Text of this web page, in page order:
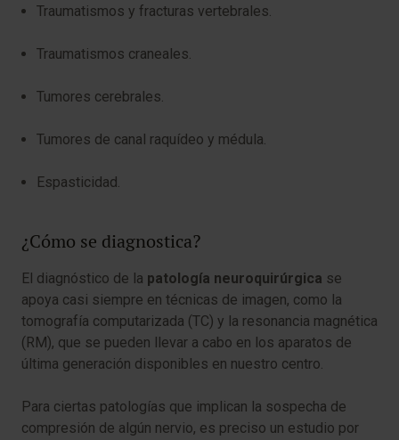
Traumatismos y fracturas vertebrales.
Traumatismos craneales.
Tumores cerebrales.
Tumores de canal raquídeo y médula.
Espasticidad.
¿Cómo se diagnostica?
El diagnóstico de la patología neuroquirúrgica se
apoya casi siempre en técnicas de imagen, como la
tomografía computarizada (TC) y la resonancia magnética
(RM), que se pueden llevar a cabo en los aparatos de
última generación disponibles en nuestro centro.
Para ciertas patologías que implican la sospecha de
compresión de algún nervio, es preciso un estudio por